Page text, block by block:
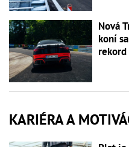
Nová
koní
KARIÉRA A